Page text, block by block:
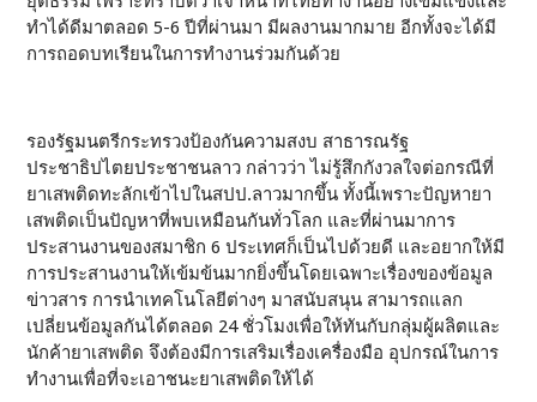
ทำได้ดีมาตลอด 5-6 ปีที่ผ่านมา มีผลงานมากมาย อีกทั้งจะได้มี
การถอดบทเรียนในการทำงานร่วมกันด้วย
รองรัฐมนตรีกระทรวงป้องกันความสงบ สาธารณรัฐ
ประชาธิปไตยประชาชนลาว กล่าวว่า ไม่รู้สึกกังวลใจต่อกรณีที่
ยาเสพติดทะลักเข้าไปในสปป.ลาวมากขึ้น ทั้งนี้เพราะปัญหายา
เสพติดเป็นปัญหาที่พบเหมือนกันทั่วโลก และที่ผ่านมาการ
ประสานงานของสมาชิก 6 ประเทศก็เป็นไปด้วยดี และอยากให้มี
การประสานงานให้เข้มข้นมากยิ่งขึ้นโดยเฉพาะเรื่องของข้อมูล
ข่าวสาร การนำเทคโนโลยีต่างๆ มาสนับสนุน สามารถแลก
เปลี่ยนข้อมูลกันได้ตลอด 24 ชั่วโมงเพื่อให้ทันกับกลุ่มผู้ผลิตและ
นักค้ายาเสพติด จึงต้องมีการเสริมเรื่องเครื่องมือ อุปกรณ์ในการ
ทำงานเพื่อที่จะเอาชนะยาเสพติดให้ได้